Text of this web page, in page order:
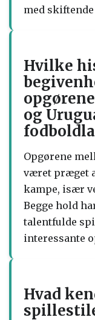
med skiftende
Hvilke
og
Opgørene
været præget
kampe, især
Begge hold
talentfulde
interessante
Hvad